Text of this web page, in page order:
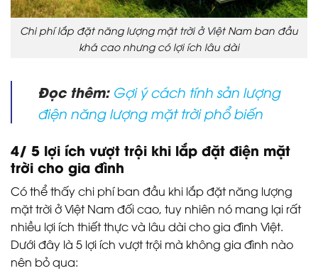
Chi phí lắp đặt năng lượng mặt trời ở Việt Nam ban đầu
khá cao nhưng có lợi ích lâu dài
Đọc thêm: Gợi ý cách tính sản lượng
điện năng lượng mặt trời phổ biến
4/ 5 lợi ích vượt trội khi lắp đặt điện mặt
trời cho gia đình
Có thể thấy chi phí ban đầu khi lắp đặt năng lượng
mặt trời ở Việt Nam đối cao, tuy nhiên nó mang lại rất
nhiều lợi ích thiết thực và lâu dài cho gia đình Việt.
Dưới đây là 5 lợi ích vượt trội mà không gia đình nào
nên bỏ qua: